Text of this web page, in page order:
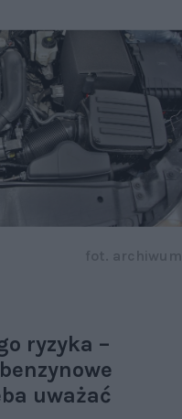
ryzyka –
uważać